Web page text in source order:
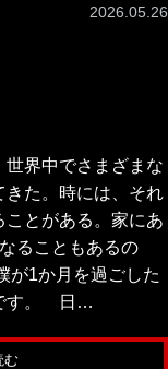
2026.05.26
界中でさまざまな
きた。時には、それ
ことがある。家にあ
ることもあるの
1か月を過ごした
す。 日…
む